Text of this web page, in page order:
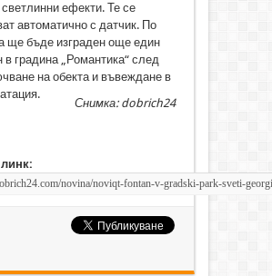
светлинни ефекти. Те се
автоматично с датчик. По
ще бъде изграден още един
в градина „Романтика“ след
на обекта и въвеждане в
Снимка: dobrich24